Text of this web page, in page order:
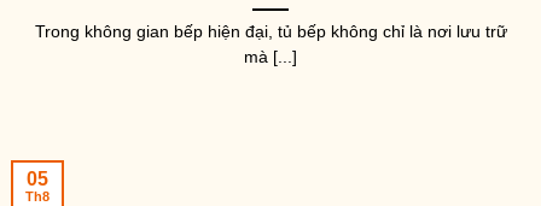
Trong không gian bếp hiện đại, tủ bếp không chỉ là nơi lưu trữ
mà [...]
05
Th8